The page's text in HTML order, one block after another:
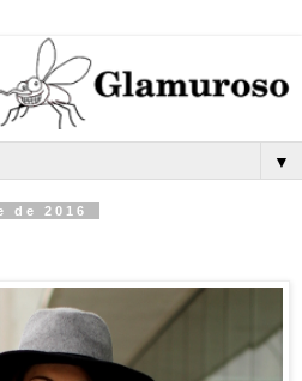
▼
de 2016